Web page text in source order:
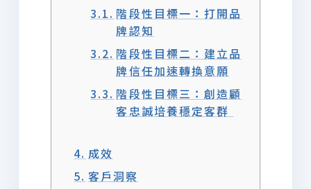
階段性目標一：打開品
牌認知
階段性目標二：建立品
牌信任加速轉換意願
階段性目標三：創造顧
客忠誠培養穩定客群
成效
客戶洞察